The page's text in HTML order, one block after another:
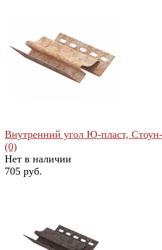
избранное сравнить
избранное сравнить
Внутренний угол Ю-пласт,
(0)
Нет в наличии
705 руб.